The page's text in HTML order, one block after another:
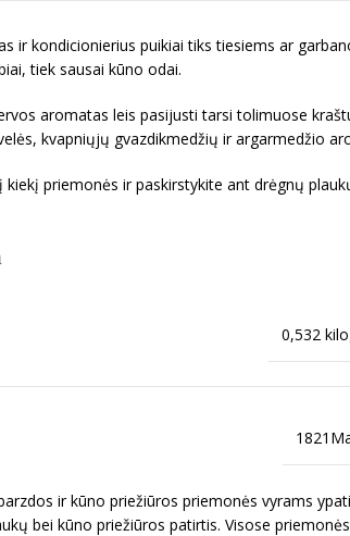
ir kondicionierius puikiai tiks tiesiems ar
tiek sausai kūno odai.
aromatas leis pasijusti tarsi tolimuose
kvapniųjų gvazdikmedžių ir argarmedžio
kiekį priemonės ir paskirstykite ant drėgnų
0,532
ir kūno priežiūros priemonės vyrams
bei kūno priežiūros patirtis. Visose